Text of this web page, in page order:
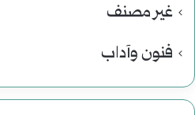
غير مصنف
فنون وآداب